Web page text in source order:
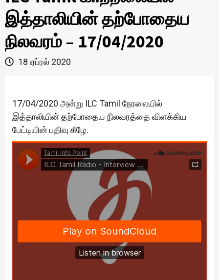
இத்தாலியின் தற்போதைய
நிலவரம் – 17/04/2020
18 ஏப்ரல் 2020
17/04/2020 அன்று ILC Tamil நேரலையில்
இத்தாலியின் தற்போதைய நிலவரத்தை விளக்கிய
பேட்டியின் பதிவு கீழே.